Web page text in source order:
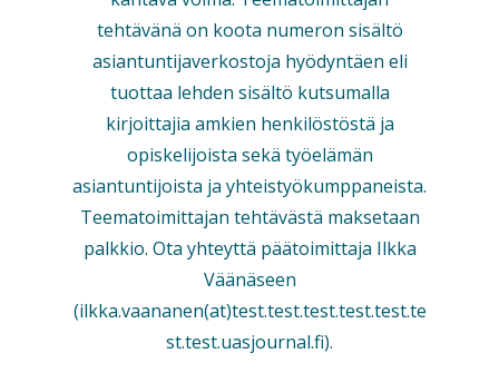
tehtävänä on koota numeron sisältö
asiantuntijaverkostoja hyödyntäen eli
tuottaa lehden sisältö kutsumalla
kirjoittajia amkien henkilöstöstä ja
opiskelijoista sekä työelämän
asiantuntijoista ja yhteistyökumppaneista.
Teematoimittajan tehtävästä maksetaan
palkkio. Ota yhteyttä päätoimittaja Ilkka
Väänäseen
(ilkka.vaananen(at)test.test.test.test.test.te
st.test.uasjournal.fi).